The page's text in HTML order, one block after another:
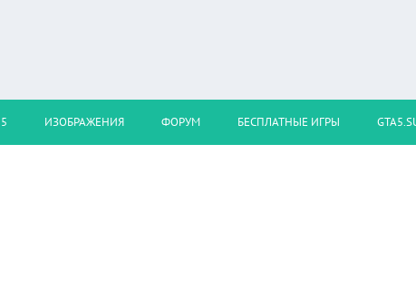
ИЗОБРАЖЕНИЯ ФОРУМ БЕСПЛАТНЫЕ ИГРЫ